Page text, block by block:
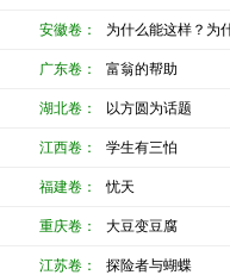
安徽卷： 为什么能这样？为
广东卷： 富翁的帮助
湖北卷： 以方圆为话题
江西卷： 学生有三怕
福建卷： 忧天
重庆卷： 大豆变豆腐
江苏卷： 探险者与蝴蝶